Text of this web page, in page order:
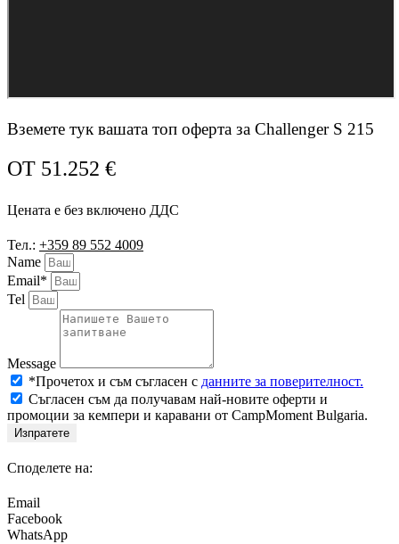
Вземете тук вашата топ оферта за Challenger S 215
ОТ 51.252 €
Цената е без включено ДДС
Тел.: +359 89 552 4009
Name
Email*
Tel
Message
*Прочетох и съм съгласен с данните за поверителност.
Съгласен съм да получавам най-новите оферти и
промоции за кемпери и каравани от CampMoment Bulgaria.
Изпратете
Споделете на:
Email
Facebook
WhatsApp